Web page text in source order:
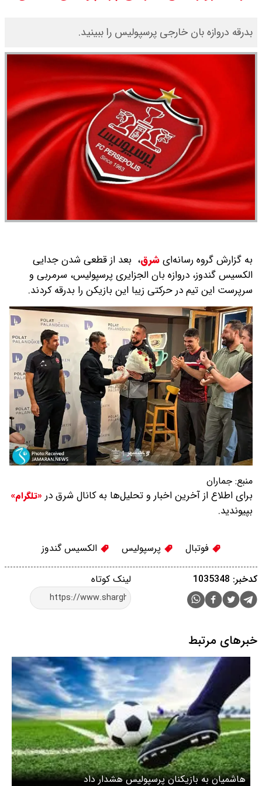
بدرقه دروازه بان خارجی پرسپولیس را ببینید.
به گزارش گروه رسانه‌ایشرق، بعد از قطعی شدن جدایی
الکسیس گندوز، دروازه بان الجزایری پرسپولیس، سرمربی و
سرپرست این تیم در حرکتی زیبا این بازیکن را بدرقه کردند.
منبع: جماران
برای اطلاع از آخرین اخبار و تحلیل‌ها به کانال شرق در «تلگرام»
بپیوندید.
فوتبال پرسپوليس الکسیس گندوز
لینک کوتاه کدخبر: 1035348
خبرهای مرتبط
هاشمیان به بازیکنان پرسپولیس هشدار داد